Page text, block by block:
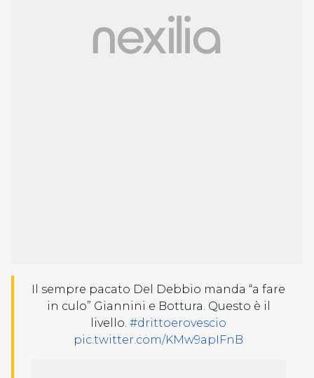
Il sempre pacato Del Debbio manda “a fare
in culo” Giannini e Bottura. Questo è il
livello. #drittoerovescio
pic.twitter.com/KMw9apIFnB